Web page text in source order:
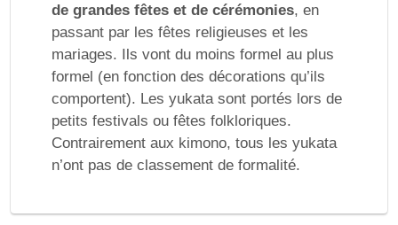
de grandes fêtes et de cérémonies, en
passant par les fêtes religieuses et les
mariages. Ils vont du moins formel au plus
formel (en fonction des décorations qu’ils
comportent). Les yukata sont portés lors de
petits festivals ou fêtes folkloriques.
Contrairement aux kimono, tous les yukata
n’ont pas de classement de formalité.